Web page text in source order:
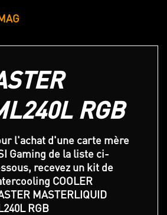
RGB
l'achat d'une carte mère
Gaming de la liste ci-
recevez un kit de
COOLER
MASTERLIQUID
RGB